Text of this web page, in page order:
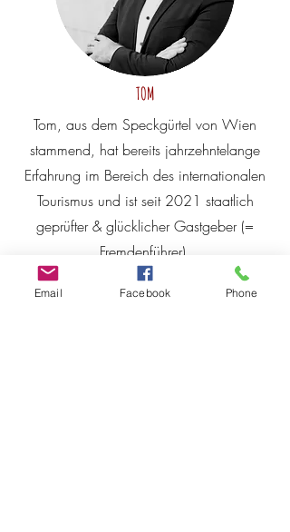
TOM
Tom, aus dem Speckgürtel von Wien
stammend, hat bereits jahrzehntelange
Erfahrung im Bereich des internationalen
Tourismus und ist seit 2021 staatlich
geprüfter & glücklicher Gastgeber (=
Fremdenführer).
Mit seinem profunden Wissen über Wien
und leidenschaftlichem Ess-Know-how
Email Facebook Phone